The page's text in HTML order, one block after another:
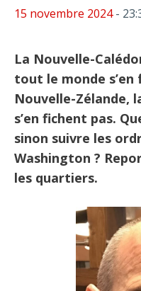
15 novembre 2024-
La Nouvelle-
tout le monde s’en
Nouvelle-Zélande,
s’en fichent pas.
sinon suivre les
Washington ?
les quartiers.